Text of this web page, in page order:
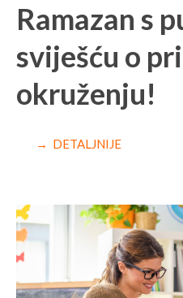
Ramazan s
sviješću o
okruženju!
→ DETALJNIJE